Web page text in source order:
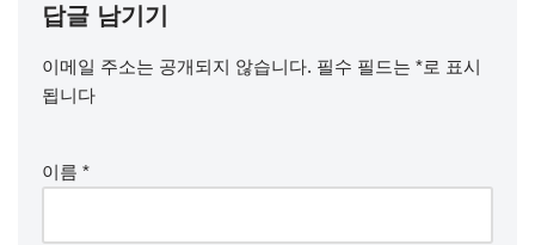
답글 남기기
이메일 주소는 공개되지 않습니다. 필수 필드는 *로 표시
됩니다
이름 *